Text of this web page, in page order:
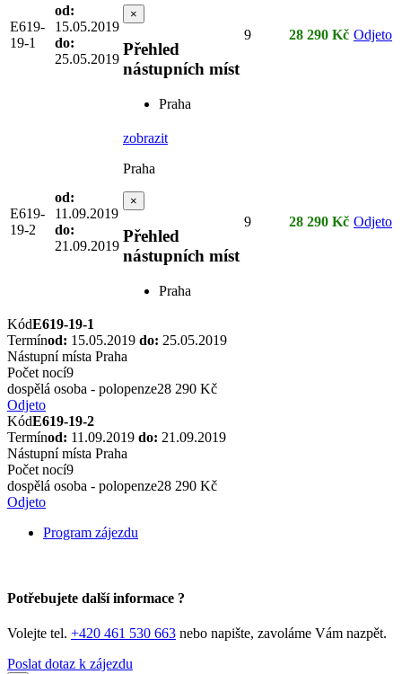
E619-
19-1
od:
15.05.2019
do:
25.05.2019
×
Přehled
nástupních míst
Praha
9 28 290 Kč Odjeto
E619-
19-2
od:
11.09.2019
do:
21.09.2019
zobrazit
Praha
×
Přehled
nástupních míst
Praha
9 28 290 Kč Odjeto
KódE619-19-1
Termínod: 15.05.2019 do: 25.05.2019
Nástupní místa Praha
Počet nocí9
dospělá osoba - polopenze28 290 Kč
Odjeto
KódE619-19-2
Termínod: 11.09.2019 do: 21.09.2019
Nástupní místa Praha
Počet nocí9
dospělá osoba - polopenze28 290 Kč
Odjeto
Program zájezdu
Potřebujete další informace ?
Volejte tel. +420 461 530 663 nebo napište, zavoláme Vám nazpět.
Poslat dotaz k zájezdu